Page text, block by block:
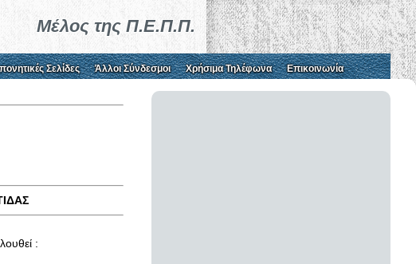
Μέλος της Π.Ε.Π.Π.
Σελίδες Άλλοι Σύνδεσμοι Χρήσιμα Τηλέφωνα Επικοινωνία
: